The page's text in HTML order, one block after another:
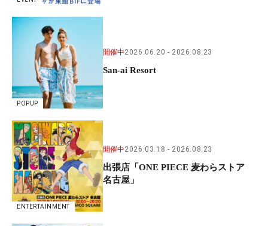
POPUP
開催中2026.06.20 2026.08.23
San-ai Resort
ENTERTAINMENT
開催中2026.03.18 2026.08.23
出張店「ONE PIECE 麦わらストア
名古屋」